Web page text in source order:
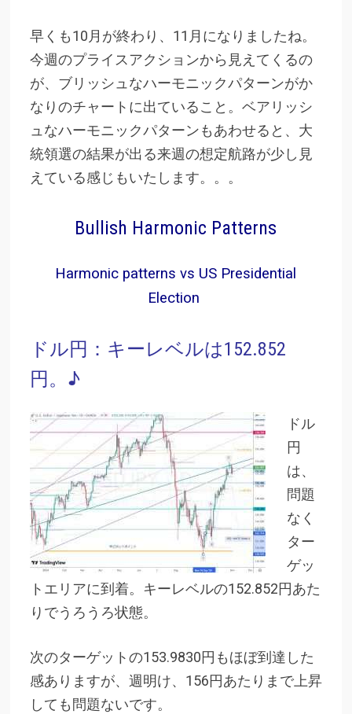
早くも10月が終わり、11月になりましたね。
今週のプライスアクションから見えてくるの
が、ブリッシュなハーモニックパターンがか
なりのチャートに出ていること。ベアリッシ
ュなハーモニックパターンもあわせると、大
統領選の結果が出る来週の想定航路が少し見
えている感じもいたします。。。
Bullish Harmonic Patterns
Harmonic patterns vs US Presidential
Election
ドル円：キーレベルは152.852
円。♪
ドル
円
は、
問題
なく
ター
ゲッ
トエリアに到着。キーレベルの152.852円あた
りでうろうろ状態。
次のターゲットの153.9830円もほぼ到達した
感ありますが、週明け、156円あたりまで上昇
しても問題ないです。